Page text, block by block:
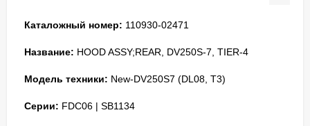
Каталожный номер: 110930-02471
Название: HOOD ASSY;REAR, DV250S-7, TIER-4
Модель техники: New-DV250S7 (DL08, T3)
Серии: FDC06 | SB1134